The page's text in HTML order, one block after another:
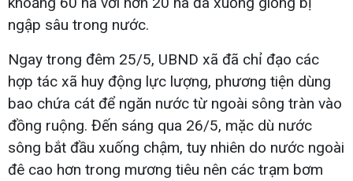
ngập sâu trong nước.
Ngay trong đêm 25/5, UBND xã đã chỉ đạo các
hợp tác xã huy động lực lượng, phương tiện dùng
bao chứa cát để ngăn nước từ ngoài sông tràn vào
đồng ruộng. Đến sáng qua 26/5, mặc dù nước
sông bắt đầu xuống chậm, tuy nhiên do nước ngoài
đê cao hơn trong mương tiêu nên các trạm bơm